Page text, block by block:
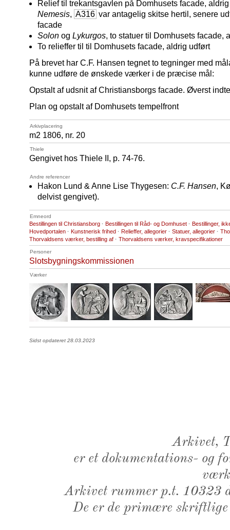
Relief til trekantsgavlen på Domhusets facade,
Nemesis, A316 var antagelig skitse hertil, senere
facade
Solon og Lykurgos, to statuer til Domhusets facade,
To relieffer til til Domhusets facade, aldrig udført
På brevet har C.F. Hansen tegnet to tegninger med
kunne udføre de ønskede værker i de præcise mål:
Opstalt af udsnit af Christiansborgs facade. Øverst
Plan og opstalt af Domhusets tempelfront
Arkivplacering
m2 1806, nr. 20
Thiele
Gengivet hos Thiele II, p. 74-76.
Andre referencer
Hakon Lund & Anne Lise Thygesen: C.F. Hansen,
delvist gengivet).
Emneord
Bestillingen til Christiansborg · Bestillingen til Råd- og Domhuset · Bestillinger,
Hovedportalen · Kunstnerisk frihed · Relieffer, allegorier · Statuer, allegorier ·
Thorvaldsens værker, bestilling af · Thorvaldsens værker, kravspecifikationer
Personer
Slotsbygningskommissionen
Værker
Sidst opdateret 28.03.2023
Arkivet,
er et dokumentations- og
Arkivet rummer p.t. 10323
De er de primære